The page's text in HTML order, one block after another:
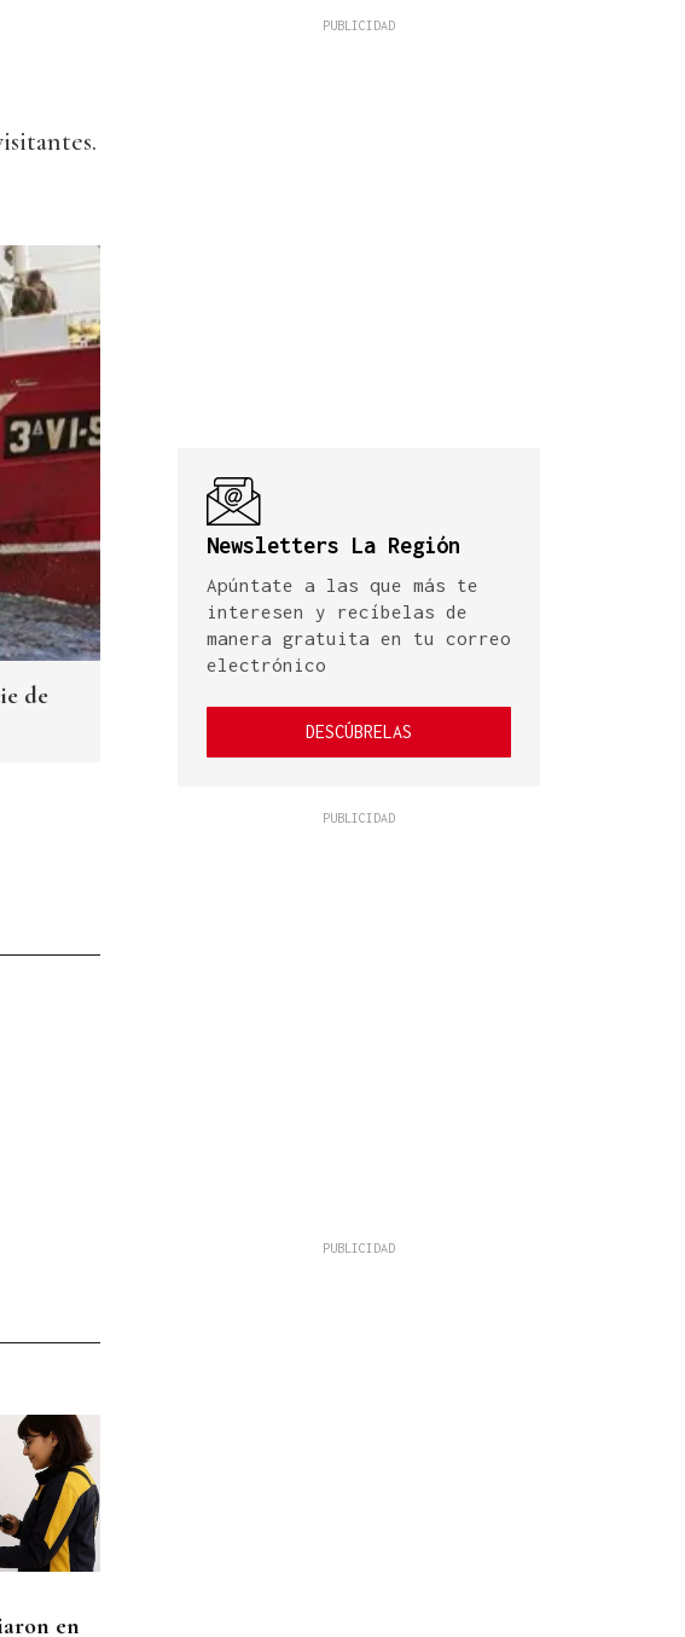
de
en
Newsletters La Región
Apúntate a las que más te
interesen y recíbelas de
manera gratuita en tu correo
electrónico
DESCÚBRELAS